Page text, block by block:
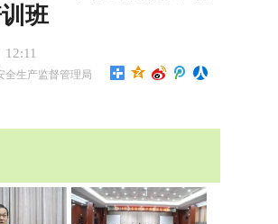
班
全生产监督管理局